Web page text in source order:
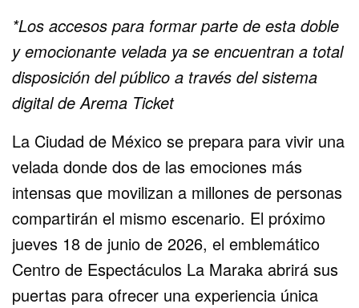
*Los accesos para formar parte de esta doble
y emocionante velada ya se encuentran a total
disposición del público a través del sistema
digital de Arema Ticket
La Ciudad de México se prepara para vivir una
velada donde dos de las emociones más
intensas que movilizan a millones de personas
compartirán el mismo escenario. El próximo
jueves 18 de junio de 2026, el emblemático
Centro de Espectáculos La Maraka abrirá sus
puertas para ofrecer una experiencia única